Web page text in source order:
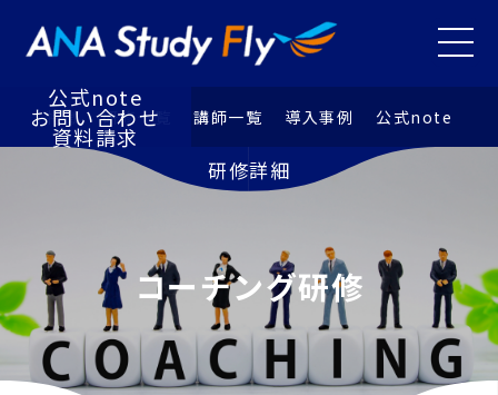
特徴 研修⼀覧 講師⼀覧 導⼊事例 公式note
講師⼀覧
導⼊事例
公式note
お問い合わせ
資料請求
研修詳細
コーチング研修